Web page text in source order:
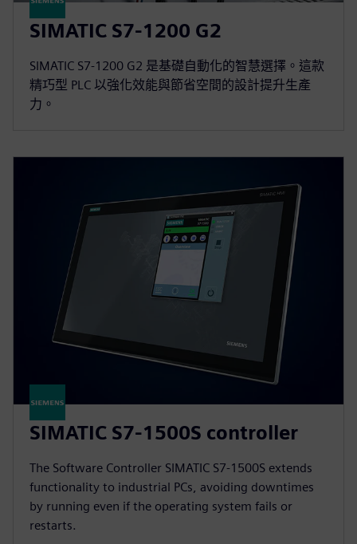
SIMATIC S7-1200 G2
SIMATIC S7-1200 G2 是基礎自動化的智慧選擇。這款
精巧型 PLC 以強化效能與節省空間的設計提升生產
力。
SIMATIC S7-1500S controller
The Software Controller SIMATIC S7-1500S extends
functionality to industrial PCs, avoiding downtimes
by running even if the operating system fails or
restarts.